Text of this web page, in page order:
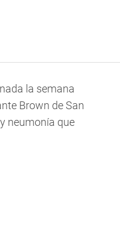
la semana
Brown de San
neumonía que